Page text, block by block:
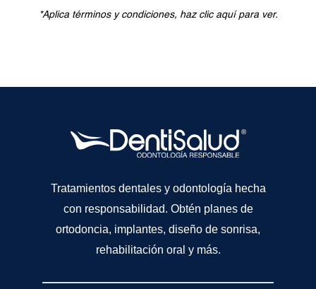
*Aplica términos y condiciones, haz clic aquí para ver.
Tratamientos dentales y odontología hecha
con responsabilidad. Obtén planes de
ortodoncia, implantes, diseño de sonrisa,
rehabilitación oral y más.